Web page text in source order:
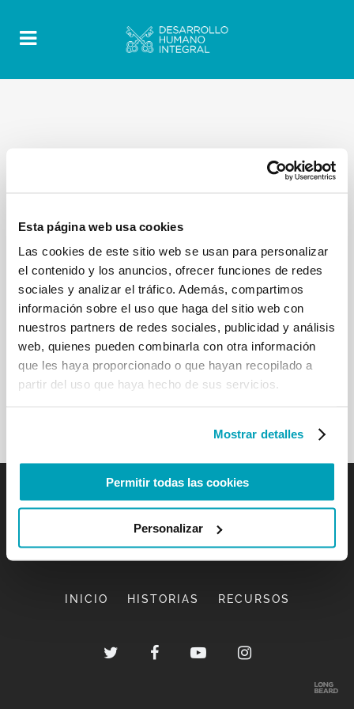
Esta página web usa cookies
Las cookies de este sitio web se usan para personalizar
el contenido y los anuncios, ofrecer funciones de redes
sociales y analizar el tráfico. Además, compartimos
información sobre el uso que haga del sitio web con
nuestros partners de redes sociales, publicidad y análisis
web, quienes pueden combinarla con otra información
que les haya proporcionado o que hayan recopilado a
partir del uso que haya hecho de sus servicios.
Mostrar detalles
Permitir todas las cookies
Personalizar
INICIO HISTORIAS RECURSOS